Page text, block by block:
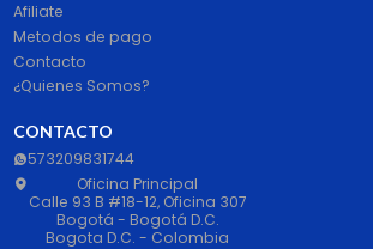
Afiliate
Metodos de pago
Contacto
¿Quienes Somos?
CONTACTO
573209831744
Oficina Principal
Calle 93 B #18-12, Oficina 307
Bogotá - Bogotá D.C.
Bogota D.C. - Colombia